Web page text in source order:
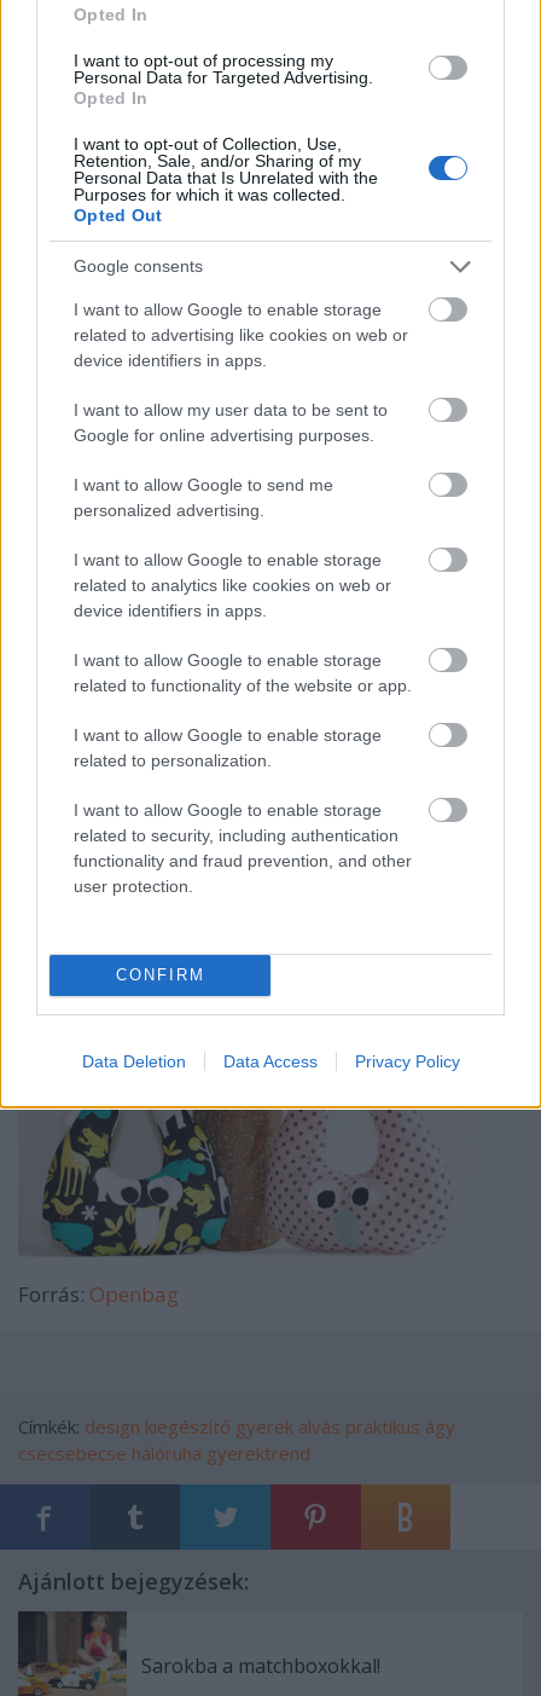
Opted In
I want to opt-out of processing my
Personal Data for Targeted Advertising.
Opted In
I want to opt-out of Collection, Use,
Retention, Sale, and/or Sharing of my
Personal Data that Is Unrelated with the
Purposes for which it was collected.
Opted Out
Google consents
I want to allow Google to enable storage
related to advertising like cookies on web or
device identifiers in apps.
I want to allow my user data to be sent to
Google for online advertising purposes.
I want to allow Google to send me
personalized advertising.
I want to allow Google to enable storage
related to analytics like cookies on web or
device identifiers in apps.
I want to allow Google to enable storage
related to functionality of the website or app.
I want to allow Google to enable storage
related to personalization.
I want to allow Google to enable storage
related to security, including authentication
functionality and fraud prevention, and other
user protection.
CONFIRM
Data Deletion Data Access Privacy Policy
A sok jóságon felül nem mehetünk el amellett sem
akár bagolypárnát is! Még jó, hogy odavagyunk
értük!
Forrás: Openbag
Címkék: design kiegészítő gyerek alvás praktikus ágy
csecsebecse hálóruha gyerektrend
Ajánlott bejegyzések:
Sarokba a matchboxokkal!